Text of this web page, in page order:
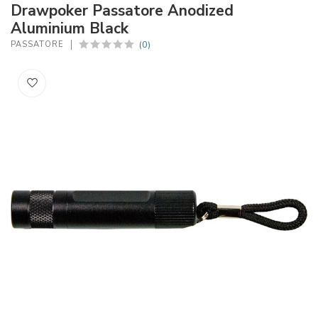
Drawpoker Passatore Anodized
Aluminium Black
PASSATORE (0)